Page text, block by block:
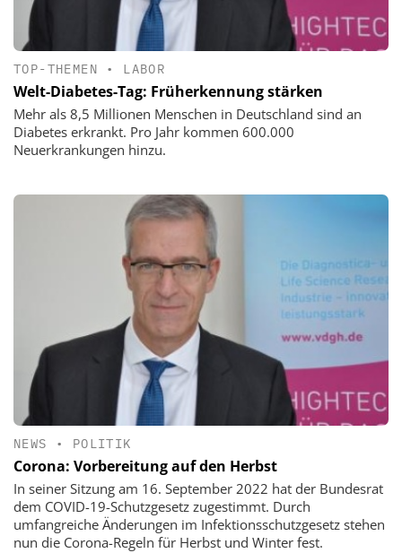
TOP-THEMEN • LABOR
Welt-Diabetes-Tag: Früherkennung stärken
Mehr als 8,5 Millionen Menschen in Deutschland sind an
Diabetes erkrankt. Pro Jahr kommen 600.000
Neuerkrankungen hinzu.
NEWS • POLITIK
Corona: Vorbereitung auf den Herbst
In seiner Sitzung am 16. September 2022 hat der Bundesrat
dem COVID-19-Schutzgesetz zugestimmt. Durch
umfangreiche Änderungen im Infektionsschutzgesetz stehen
nun die Corona-Regeln für Herbst und Winter fest.